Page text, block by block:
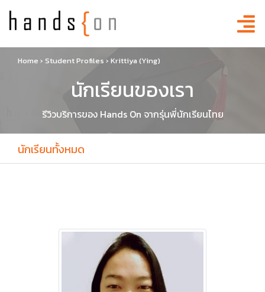
Home › Student Profiles › Krittiya (Ying)
นักเรียนของเรา
รีวิวบริการของ Hands On จากรุ่นพี่นักเรียนไทย
นักเรียนทั้งหมด